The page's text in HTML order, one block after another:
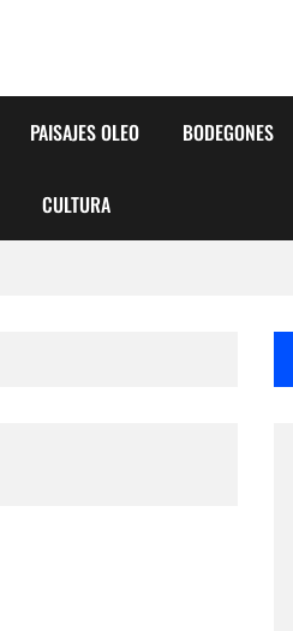
PAISAJES OLEO BODEGONES
CULTURA